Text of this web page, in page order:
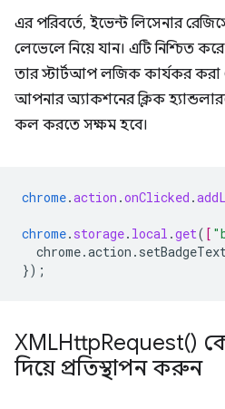
এর পরিবর্তে, ইভেন্ট লিসেনার
লেভেলে নিয়ে যান। এটি নিশ্চিত
তার স্টার্টআপ লজিক কার্যকর
আপনার অ্যাকশনের ক্লিক
কল করতে সক্ষম হবে।
chrome.action .onClicked .
chrome. storage. local .get( [
});
XMLHttpRequest()
দিয়ে প্রতিস্থাপন করুন